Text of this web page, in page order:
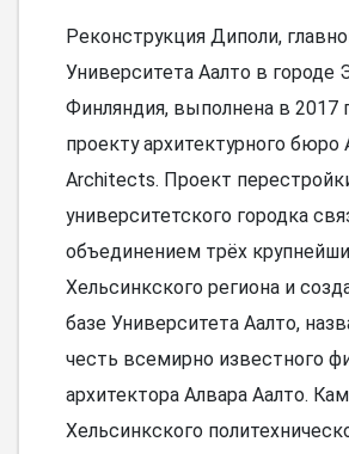
Реконструкция Диполи,
Университета Аалто в городе
Финляндия, выполнена в 2017
проекту архитектурного бюро
Architects. Проект
университетского городка
объединением трёх
Хельсинкского региона и
базе Университета Аалто,
честь всемирно известного
архитектора Алвара Аалто.
Хельсинкского